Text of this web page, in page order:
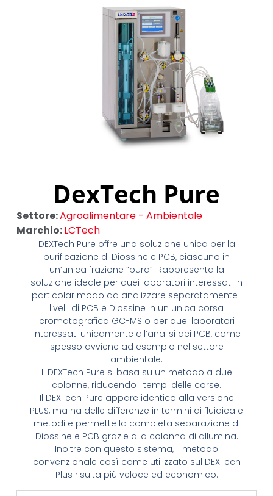
DexTech Pure
Settore:Agroalimentare - Ambientale
Marchio:LCTech
DEXTech Pure offre una soluzione unica per la
purificazione di Diossine e PCB, ciascuno in
un’unica frazione “pura”. Rappresenta la
soluzione ideale per quei laboratori interessati in
particolar modo ad analizzare separatamente i
livelli di PCB e Diossine in un unica corsa
cromatografica GC-MS o per quei laboratori
interessati unicamente all’analisi dei PCB, come
spesso avviene ad esempio nel settore
ambientale.
Il DEXTech Pure si basa su un metodo a due
colonne, riducendo i tempi delle corse.
Il DEXTech Pure appare identico alla versione
PLUS, ma ha delle differenze in termini di fluidica e
metodi e permette la completa separazione di
Diossine e PCB grazie alla colonna di allumina.
Inoltre con questo sistema, il metodo
convenzionale così come utilizzato sul DEXTech
Plus risulta più veloce ed economico.